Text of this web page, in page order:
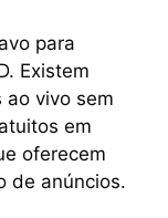
para
Existem
ao vivo sem
em
oferecem
de anúncios.